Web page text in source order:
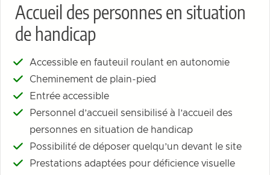
Accueil des personnes en situation
de handicap
Accessible en fauteuil roulant en autonomie
Cheminement de plain-pied
Entrée accessible
Personnel d’accueil sensibilisé à l’accueil des
personnes en situation de handicap
Possibilité de déposer quelqu’un devant le site
Prestations adaptées pour déficience visuelle